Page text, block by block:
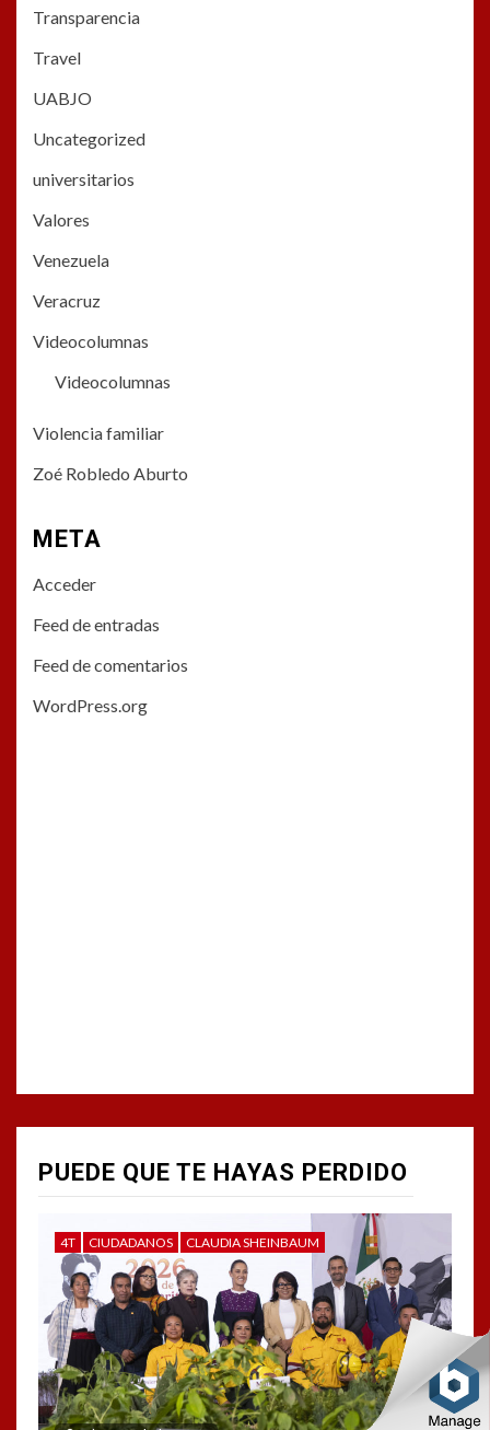
Transparencia
Travel
UABJO
Uncategorized
universitarios
Valores
Venezuela
Veracruz
Videocolumnas
Videocolumnas
Violencia familiar
Zoé Robledo Aburto
META
Acceder
Feed de entradas
Feed de comentarios
WordPress.org
PUEDE QUE TE HAYAS PERDIDO
4T CIUDADANOS CLAUDIA SHEINBAUM